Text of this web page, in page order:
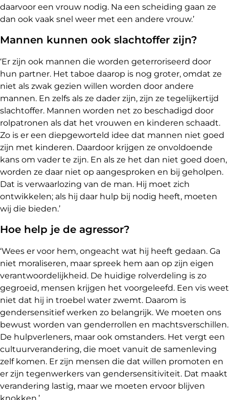
daarvoor een vrouw nodig. Na een scheiding gaan ze
dan ook vaak snel weer met een andere vrouw.’
Mannen kunnen ook slachtoffer zijn?
‘Er zijn ook mannen die worden geterroriseerd door
hun partner. Het taboe daarop is nog groter, omdat ze
niet als zwak gezien willen worden door andere
mannen. En zelfs als ze dader zijn, zijn ze tegelijkertijd
slachtoffer. Mannen worden net zo beschadigd door
rolpatronen als dat het vrouwen en kinderen schaadt.
Zo is er een diepgeworteld idee dat mannen niet goed
zijn met kinderen. Daardoor krijgen ze onvoldoende
kans om vader te zijn. En als ze het dan niet goed doen,
worden ze daar niet op aangesproken en bij geholpen.
Dat is verwaarlozing van de man. Hij moet zich
ontwikkelen; als hij daar hulp bij nodig heeft, moeten
wij die bieden.’
Hoe help je de agressor?
‘Wees er voor hem, ongeacht wat hij heeft gedaan. Ga
niet moraliseren, maar spreek hem aan op zijn eigen
verantwoordelijkheid. De huidige rolverdeling is zo
gegroeid, mensen krijgen het voorgeleefd. Een vis weet
niet dat hij in troebel water zwemt. Daarom is
gendersensitief werken zo belangrijk. We moeten ons
bewust worden van genderrollen en machtsverschillen.
De hulpverleners, maar ook omstanders. Het vergt een
cultuurverandering, die moet vanuit de samenleving
zelf komen. Er zijn mensen die dat willen promoten en
er zijn tegenwerkers van gendersensitiviteit. Dat maakt
verandering lastig, maar we moeten ervoor blijven